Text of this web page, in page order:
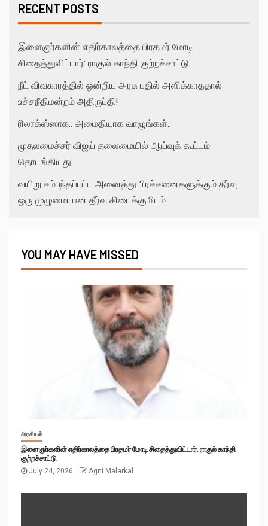
RECENT POSTS
இளைஞர்களின் எதிர்காலத்தை பிரதமர் மோடி
சிதைத்துவிட்டார்: ராகுல் காந்தி குற்றச்சாட்டு
நீட் விவகாரத்தில் ஒன்றிய அரசு பதில் அளிக்காததால்
உச்சநீதிமன்றம் அதிருப்தி!
ரிலாக்ஸ்ஸாக.. அமைதியாக வாழுங்கள்..
முதலமைச்சர் விஜய் தலைமையில் ஆய்வுக் கூட்டம்
தொடங்கியது
வயிறு சம்பந்தப்பட்ட அனைத்து பிரச்சனைகளுக்கும் தீர்வு
ஒரு முழுமையான தீர்வு கிடைக்குமிடம்
YOU MAY HAVE MISSED
அரசியல்
இளைஞர்களின் எதிர்காலத்தை பிரதமர் மோடி சிதைத்துவிட்டார்: ராகுல் காந்தி
குற்றச்சாட்டு
July 24, 2026
Agni Malarkal